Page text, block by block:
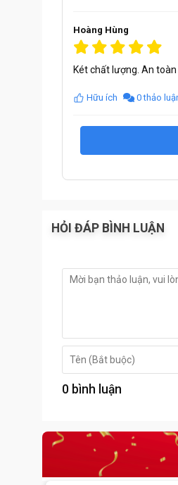
Hoàng Hùng
Két chất lượng. An
Hữu ích 0 thảo
HỎI ĐÁP BÌNH LUẬN
0 bình luận